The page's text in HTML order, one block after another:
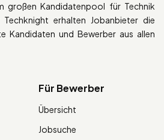
großen Kandidatenpool für Technik
erhalten Jobanbieter die
Kandidaten und Bewerber aus allen
Für Bewerber
Übersicht
Jobsuche